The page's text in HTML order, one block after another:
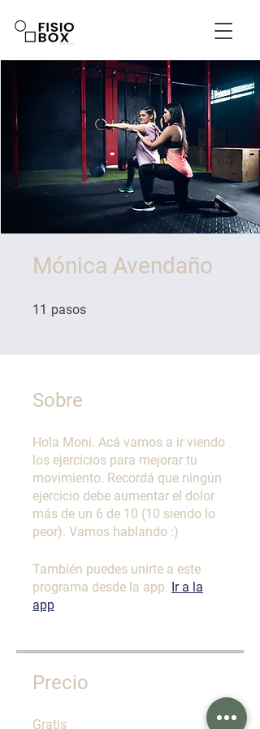
Mónica Avendaño
11 pasos
Sobre
Hola Moni. Acá vamos a ir viendo
los ejercicios para mejorar tu
movimiento. Recordá que ningún
ejercicio debe aumentar el dolor
más de un 6 de 10 (10 siendo lo
peor). Vamos hablando :)
También puedes unirte a este
programa desde la app. Ir a la
app
Precio
Gratis